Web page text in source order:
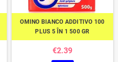
OMINO BIANCO ADDITIVO 100
PLUS 5 ÎN 1 500 GR
€2.39